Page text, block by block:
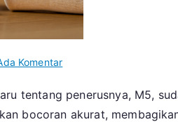
Komentarpada
M5:
Revolusi
tentang penerusnya, M5,
bocoran akurat,